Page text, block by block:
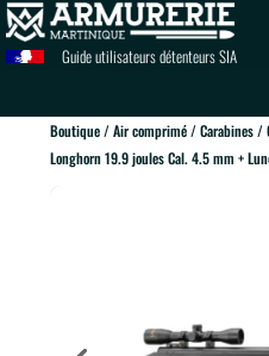
Guide utilisateurs détenteurs SIA
Boutique/Air comprimé/Carabines/
Longhorn 19.9 joules Cal. 4.5 mm +